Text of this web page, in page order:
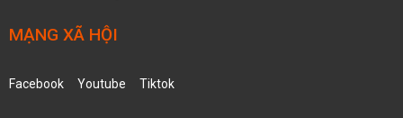
MẠNG XÃ HỘI
Facebook Youtube Tiktok